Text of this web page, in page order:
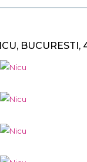
BUCURESTI,